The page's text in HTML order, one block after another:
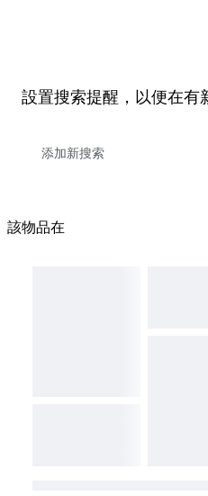
設置搜索提醒，以便在有
該物品在